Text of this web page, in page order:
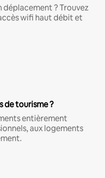
déplacement ? Trouvez
wifi haut débit et
de tourisme ?
entièrement
aux logements